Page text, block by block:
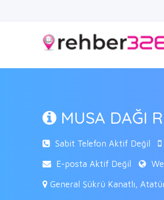
MUSA DAĞI
Sabit Telefon Aktif Değil
E-posta Aktif Değil
General Şükrü Kanatlı,